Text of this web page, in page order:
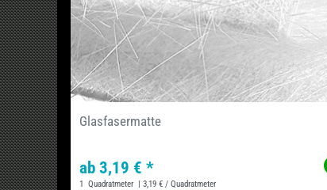
Glasfasermatte
ab 3,19 € *
1 Quadratmeter | 3,19 € / Quadratmeter